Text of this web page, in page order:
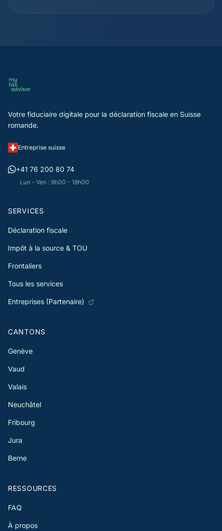
source en Suisse ou uniquement en France. Nous vous
franco-suisse du 11 avril 1983 et de ses avenants.
Votre fiduciaire digitale pour la déclaration fiscale en Suisse
romande.
Entreprise suisse
+41 76 200 80 74
Lun - Ven : 9h00 - 18h00
SERVICES
Déclaration fiscale
Impôt à la source & TOU
Frontaliers
Tous les services
Entreprises (Partenaire)
CANTONS
Genève
Vaud
Valais
Neuchâtel
Fribourg
Jura
Berne
RESSOURCES
FAQ
À propos